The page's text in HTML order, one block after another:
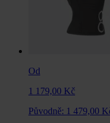
Od
1 179,00 Kč
Původně: 1 479,00